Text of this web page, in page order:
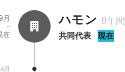
ハモン 8年間
共同代表 現在
月
-
在
月